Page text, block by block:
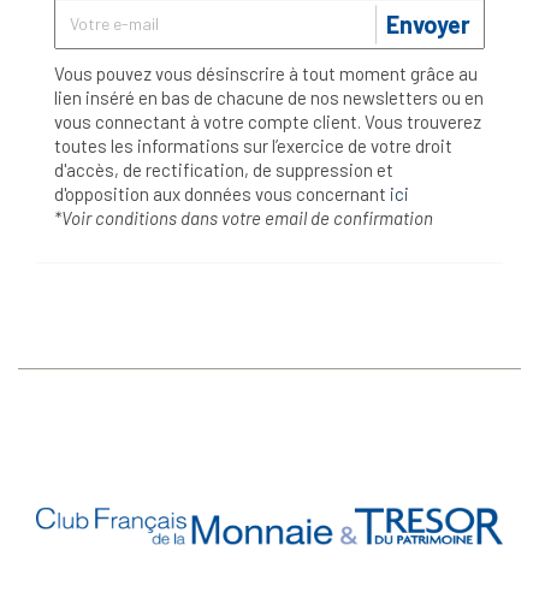
Envoyer
Vous pouvez vous désinscrire à tout moment grâce au
lien inséré en bas de chacune de nos newsletters ou en
vous connectant à votre compte client. Vous trouverez
toutes les informations sur l’exercice de votre droit
d'accès, de rectification, de suppression et
d'opposition aux données vous concernant ici
*Voir conditions dans votre email de confirmation